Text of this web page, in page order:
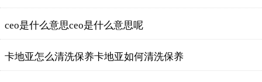
ceo是什么意思ceo是什么意思呢
卡地亚怎么清洗保养卡地亚如何清洗保养